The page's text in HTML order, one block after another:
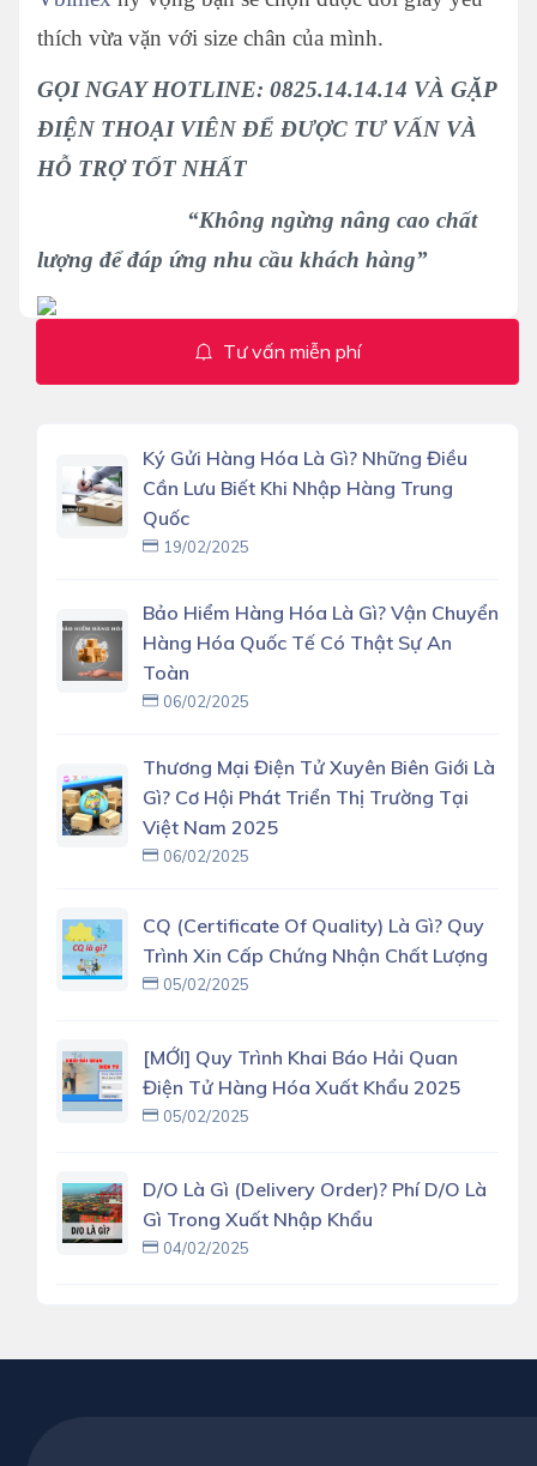
thích vừa vặn với size chân của mình.
GỌI NGAY HOTLINE: 0825.14.14.14 VÀ GẶP
ĐIỆN THOẠI VIÊN ĐỂ ĐƯỢC TƯ VẤN VÀ
HỖ TRỢ TỐT NHẤT
“Không ngừng nâng cao chất
lượng để đáp ứng nhu cầu khách hàng”
Tư vấn miễn phí
Ký Gửi Hàng Hóa Là Gì? Những Điều
Cần Lưu Biết Khi Nhập Hàng Trung
Quốc
19/02/2025
Bảo Hiểm Hàng Hóa Là Gì? Vận Chuyển
Hàng Hóa Quốc Tế Có Thật Sự An
Toàn
06/02/2025
Thương Mại Điện Tử Xuyên Biên Giới Là
Gì? Cơ Hội Phát Triển Thị Trường Tại
Việt Nam 2025
06/02/2025
CQ (Certificate Of Quality) Là Gì? Quy
Trình Xin Cấp Chứng Nhận Chất Lượng
05/02/2025
[MỚI] Quy Trình Khai Báo Hải Quan
Điện Tử Hàng Hóa Xuất Khẩu 2025
05/02/2025
D/O Là Gì (delivery Order)? Phí D/O Là
Gì Trong Xuất Nhập Khẩu
04/02/2025